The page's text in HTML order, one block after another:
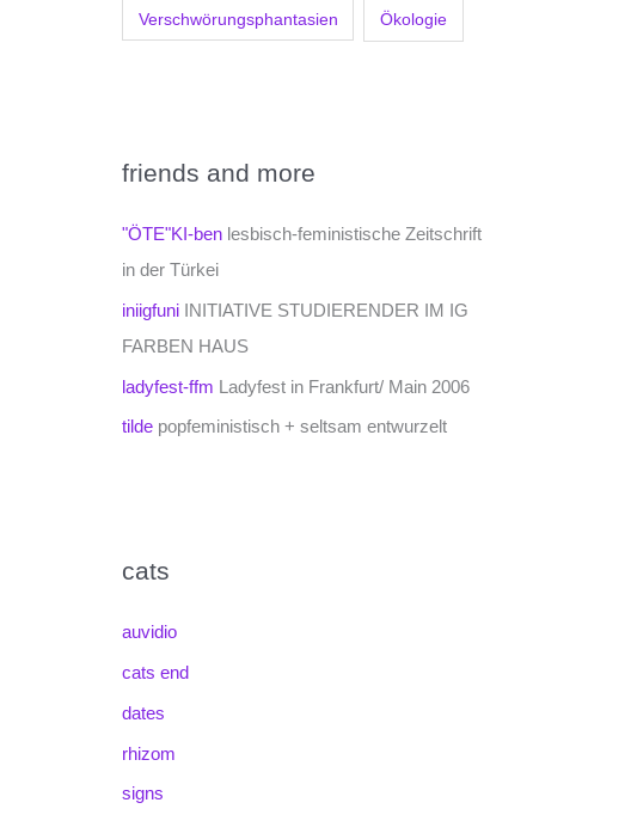
Verschwörungsphantasien Ökologie
friends and more
"ÖTE"KI-ben lesbisch-feministische Zeitschrift
in der Türkei
iniigfuni INITIATIVE STUDIERENDER IM IG
FARBEN HAUS
ladyfest-ffm Ladyfest in Frankfurt/ Main 2006
tilde popfeministisch + seltsam entwurzelt
cats
auvidio
cats end
dates
rhizom
signs